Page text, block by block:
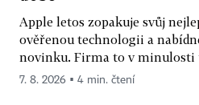
Apple letos zopakuje svůj
ověřenou technologii a
novinku. Firma to v minulosti
7. 8. 2026 ▪ 4 min. čtení